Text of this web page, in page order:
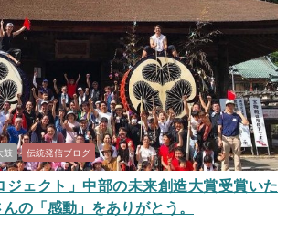
鼓 伝統発信ブログ
ジェクト」中部の未来創造大賞受賞いた
の「感動」をありがとう。